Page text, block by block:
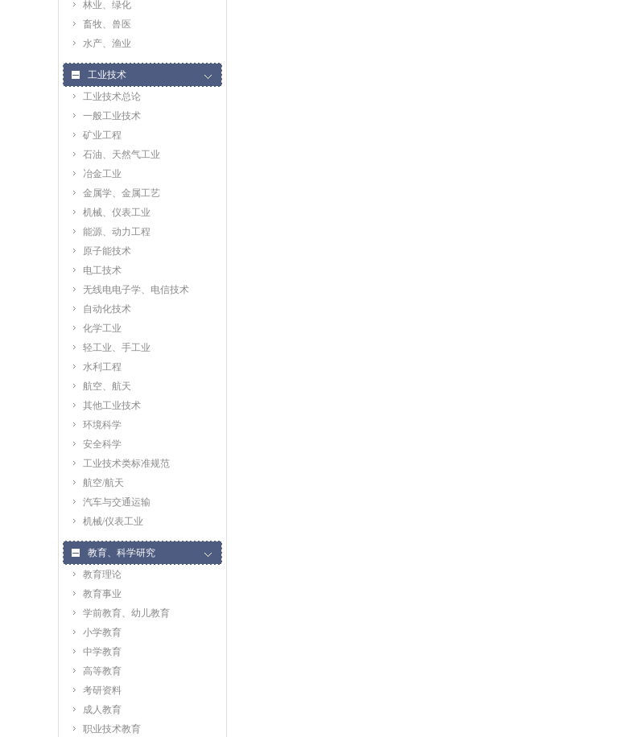
林业、绿化
畜牧、兽医
水产、渔业
工业技术
工业技术总论
一般工业技术
矿业工程
石油、天然气工业
冶金工业
金属学、金属工艺
机械、仪表工业
能源、动力工程
原子能技术
电工技术
无线电电子学、电信技术
自动化技术
化学工业
轻工业、手工业
水利工程
航空、航天
其他工业技术
环境科学
安全科学
工业技术类标准规范
航空/航天
汽车与交通运输
机械/仪表工业
教育、科学研究
教育理论
教育事业
学前教育、幼儿教育
小学教育
中学教育
高等教育
考研资料
成人教育
职业技术教育